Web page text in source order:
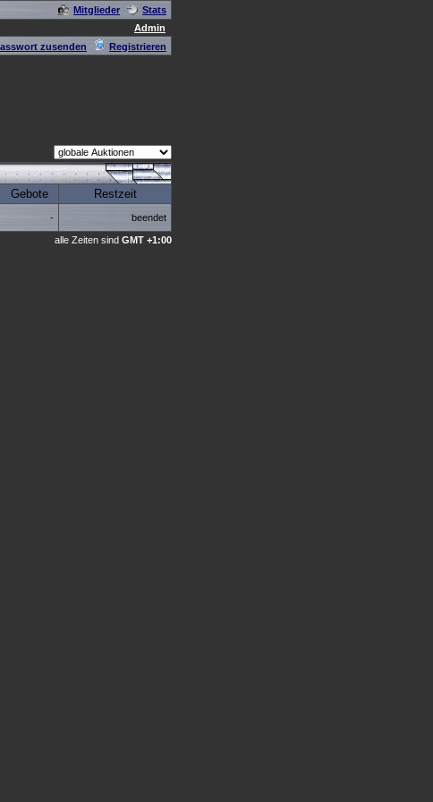
Mitglieder
Stats
Admin
zusenden Registrieren
Gebote Restzeit
- beendet
alle Zeiten sind GMT +1:00